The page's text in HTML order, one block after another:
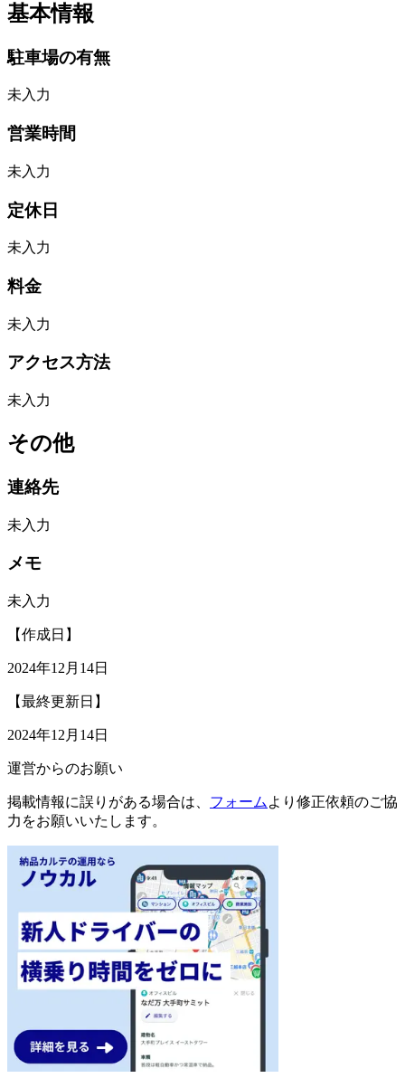
基本情報
駐車場の有無
未入力
営業時間
未入力
定休日
未入力
料金
未入力
アクセス方法
未入力
その他
連絡先
未入力
メモ
未入力
【作成日】
2024年12月14日
【最終更新日】
2024年12月14日
運営からのお願い
掲載情報に誤りがある場合は、 フォーム より修正依頼のご協
力をお願いいたします。